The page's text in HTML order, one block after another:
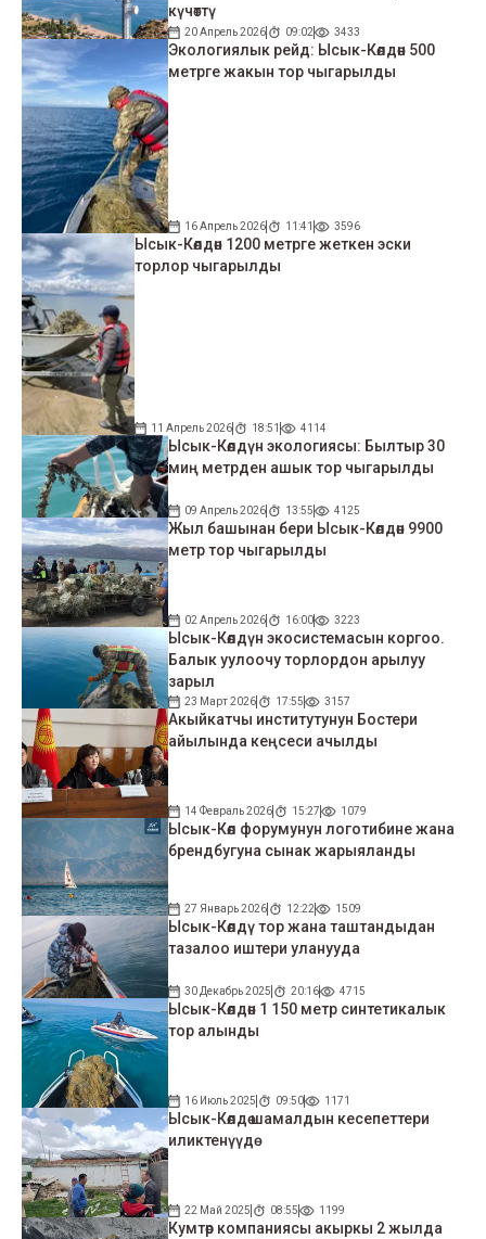
күчөттү
20 Апрель 2026 09:02 3433
Экологиялык рейд: Ысык-Көлдөн 500
метрге жакын тор чыгарылды
16 Апрель 2026 11:41 3596
Ысык-Көлдөн 1200 метрге жеткен эски
торлор чыгарылды
11 Апрель 2026 18:51 4114
Ысык-Көлдүн экологиясы: Былтыр 30
миң метрден ашык тор чыгарылды
09 Апрель 2026 13:55 4125
Жыл башынан бери Ысык-Көлдөн 9900
метр тор чыгарылды
02 Апрель 2026 16:00 3223
Ысык-Көлдүн экосистемасын коргоо.
Балык уулоочу торлордон арылуу
зарыл
23 Март 2026 17:55 3157
Акыйкатчы институтунун Бостери
айылында кеңсеси ачылды
14 Февраль 2026 15:27 1079
Ысык-Көл форумунун логотибине жана
брендбугуна сынак жарыяланды
27 Январь 2026 12:22 1509
Ысык-Көлдү тор жана таштандыдан
тазалоо иштери уланууда
30 Декабрь 2025 20:16 4715
Ысык-Көлдөн 1 150 метр синтетикалык
тор алынды
16 Июль 2025 09:50 1171
Ысык-Көлдө шамалдын кесепеттери
иликтенүүдө
22 Май 2025 08:55 1199
Кумтөр компаниясы акыркы 2 жылда